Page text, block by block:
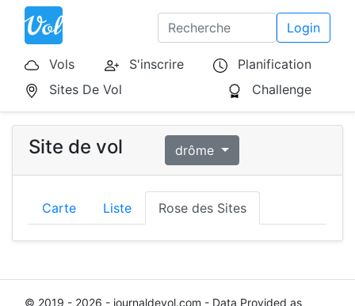
Login
Vols S'inscrire
Planification
Sites De Vol
Challenge
Site de vol drôme
Carte Liste Rose des Sites
© 2019 - 2026 - journaldevol.com - Data Provided as